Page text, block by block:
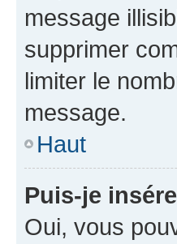
message
supprimer
limiter le
message.
Haut
Puis-je
Oui, vous